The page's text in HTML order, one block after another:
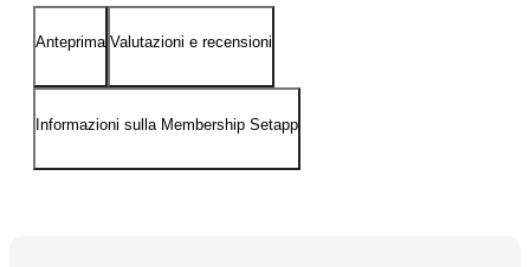
Anteprima Valutazioni e recensioni
Informazioni sulla Membership Setapp